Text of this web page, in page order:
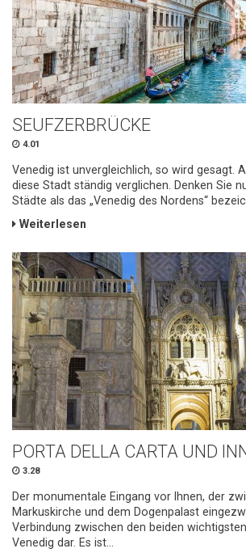
SEUFZERBRÜCKE
4.01
Venedig ist unvergleichlich, so wird gesagt.
diese Stadt ständig verglichen. Denken Sie
Städte als das „Venedig des Nordens“
Weiterlesen
PORTA DELLA CARTA UND
3.28
Der monumentale Eingang vor Ihnen, der
Markuskirche und dem Dogenpalast
Verbindung zwischen den beiden
Venedig dar. Es ist...